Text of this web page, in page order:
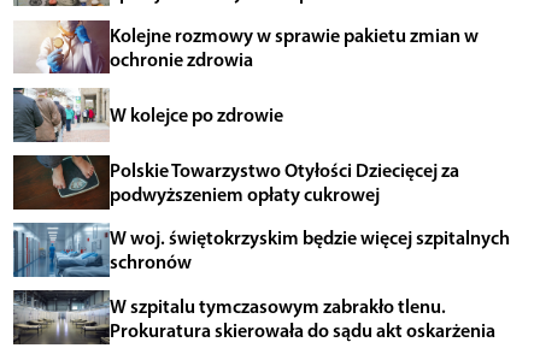
Kolejne rozmowy w sprawie pakietu zmian w
ochronie zdrowia
W kolejce po zdrowie
Polskie Towarzystwo Otyłości Dziecięcej za
podwyższeniem opłaty cukrowej
W woj. świętokrzyskim będzie więcej szpitalnych
schronów
W szpitalu tymczasowym zabrakło tlenu.
Prokuratura skierowała do sądu akt oskarżenia